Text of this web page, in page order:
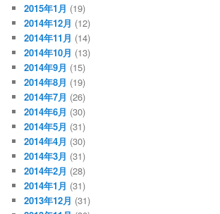
2015年1月 (19)
2014年12月 (12)
2014年11月 (14)
2014年10月 (13)
2014年9月 (15)
2014年8月 (19)
2014年7月 (26)
2014年6月 (30)
2014年5月 (31)
2014年4月 (30)
2014年3月 (31)
2014年2月 (28)
2014年1月 (31)
2013年12月 (31)